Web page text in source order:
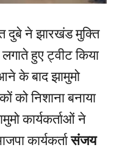
दुबे ने झारखंड मुक्ति
लगाते हुए ट्वीट किया
के बाद झामुमो
को निशाना बनाया
कार्यकर्ताओं ने
कार्यकर्तासंजय